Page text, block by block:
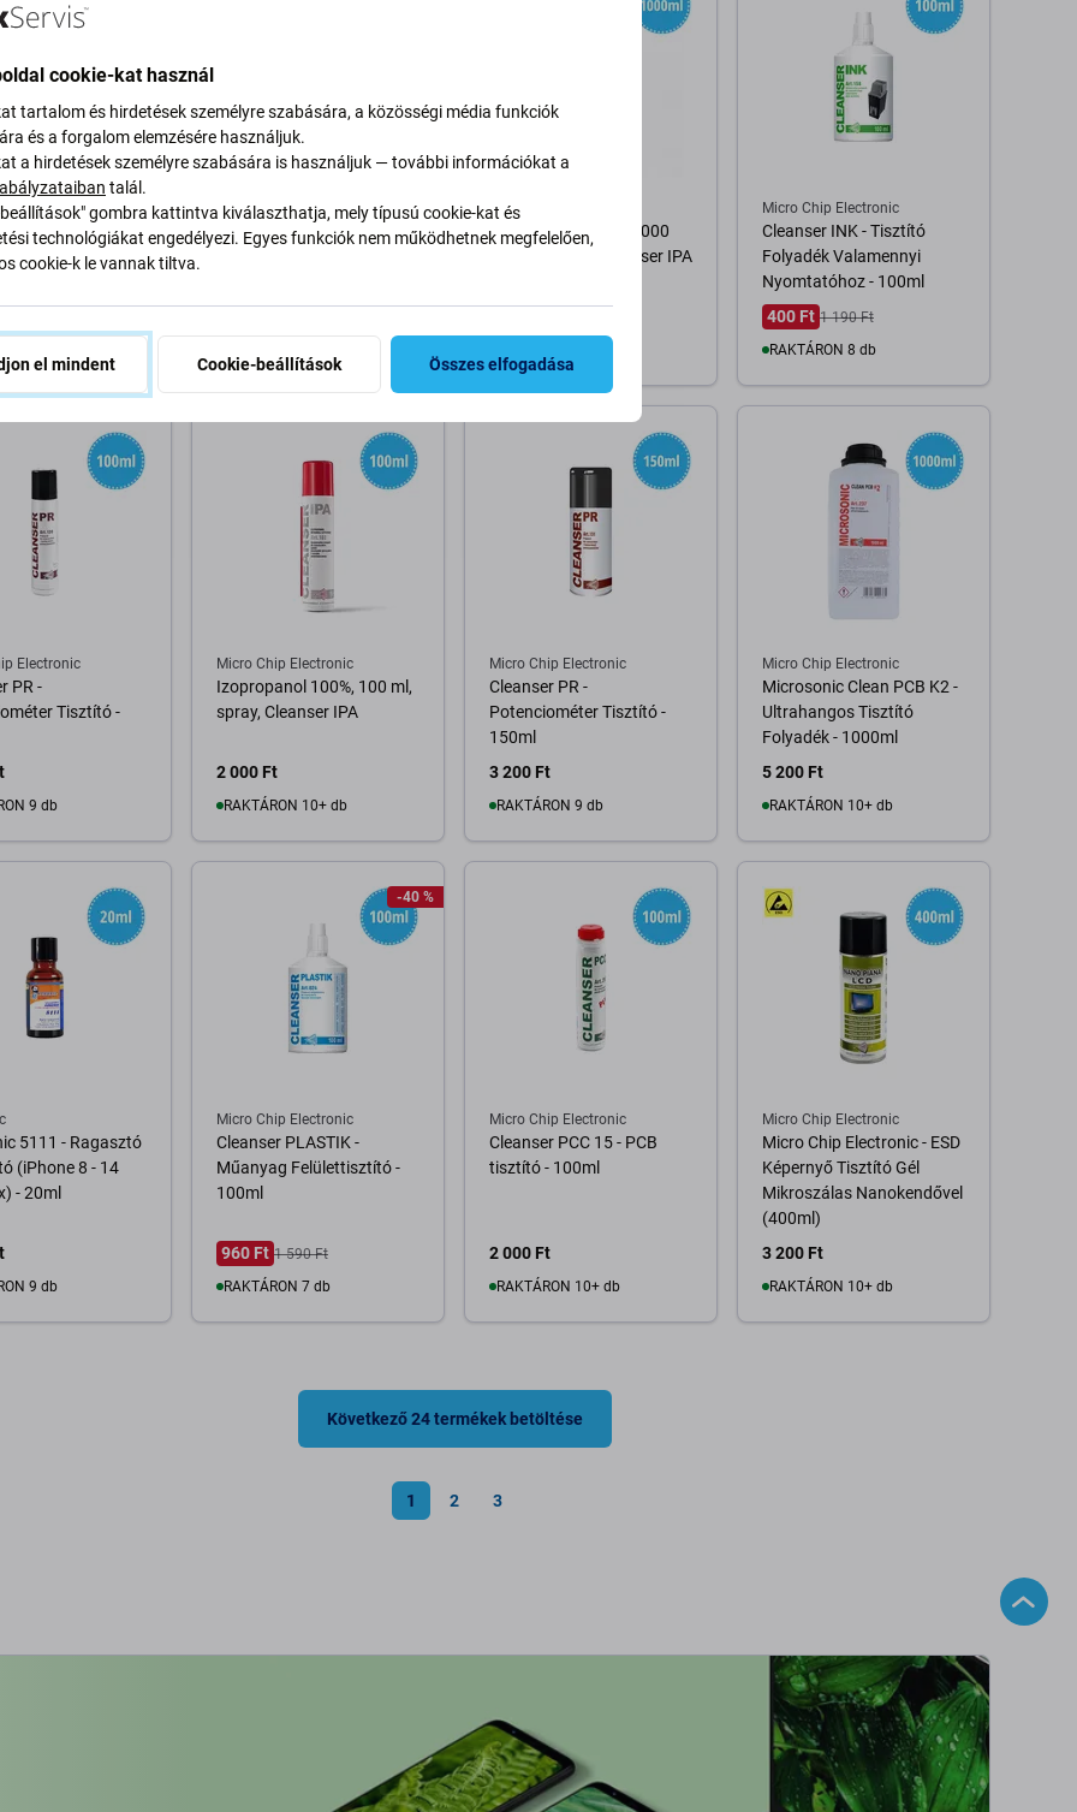
Electronic
PCC 15 - Tisztító
+ Ecset (400ml)
Mechanic
Mechanic QC-20 -
Kosárba
Micro Chip Electronic
Izopropanol 100%, 1000
ml, szórófejes, Cleanser IPA
A pálya elérhetősége
Micro Chip Electronic
Cleanser INK - Tisztító
Folyadék Valamennyi
Nyomtatóhoz - 100ml
400 Ft 1 190 Ft
RAKTÁRON 8 db
Electronic
PR -
Tisztító -
9 db
Micro Chip Electronic
Izopropanol 100%, 100 ml,
spray, Cleanser IPA
2 000 Ft
RAKTÁRON 10+ db
Micro Chip Electronic
Cleanser PR -
Potenciométer Tisztító -
150ml
3 200 Ft
RAKTÁRON 9 db
Micro Chip Electronic
Microsonic Clean PCB K2 -
Ultrahangos Tisztító
Folyadék - 1000ml
5 200 Ft
RAKTÁRON 10+ db
5111 - Ragasztó
(iPhone 8 - 14
- 20ml
9 db
-40 %
Micro Chip Electronic
Cleanser PLASTIK -
Műanyag Felülettisztító -
100ml
960 Ft 1 590 Ft
RAKTÁRON 7 db
Micro Chip Electronic
Cleanser PCC 15 - PCB
tisztító - 100ml
2 000 Ft
RAKTÁRON 10+ db
Micro Chip Electronic
Micro Chip Electronic - ESD
Képernyő Tisztító Gél
Mikroszálas Nanokendővel
(400ml)
3 200 Ft
RAKTÁRON 10+ db
Következő 24 termékek betöltése
1 2 3
cookie-kat használ
tartalom és hirdetések személyre szabására, a közösségi média funkciók
és a forgalom elemzésére használjuk.
a hirdetések személyre szabására is használjuk — további információkat a
talál.
beállítások" gombra kattintva kiválaszthatja, mely típusú cookie-kat és
technológiákat engedélyezi. Egyes funkciók nem működhetnek megfelelően,
cookie-k le vannak tiltva.
el mindent Cookie-beállítások Összes elfogadása